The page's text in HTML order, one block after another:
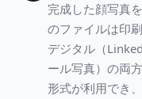
完成した顔写真
のファイルは印
デジタル（
ール写真）の両
形式が利用でき